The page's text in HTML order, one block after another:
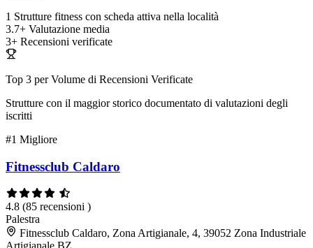
1 Strutture fitness con scheda attiva nella località
3.7+ Valutazione media
3+ Recensioni verificate
Top 3 per Volume di Recensioni Verificate
Strutture con il maggior storico documentato di valutazioni degli
iscritti
#1 Migliore
Fitnessclub Caldaro
4.8 (85 recensioni )
Palestra
Fitnessclub Caldaro, Zona Artigianale, 4, 39052 Zona Industriale
Artigianale BZ